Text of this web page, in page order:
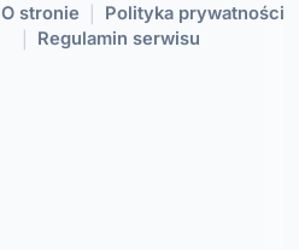
O stronie Polityka prywatności
Regulamin serwisu